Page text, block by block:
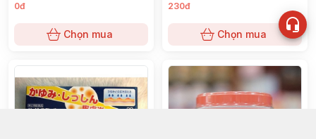
0đ
Chọn mua
230đ
Chọn mua